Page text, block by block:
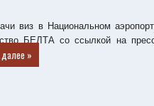
виз в Национальном
БЕЛТА со ссылкой на
»